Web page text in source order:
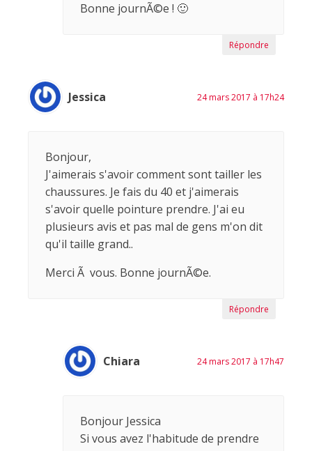
Bonne journÃ©e ! 🙂
Répondre
Jessica 24 mars 2017 à 17h24
Bonjour,
J'aimerais s'avoir comment sont tailler les
chaussures. Je fais du 40 et j'aimerais
s'avoir quelle pointure prendre. J'ai eu
plusieurs avis et pas mal de gens m'on dit
qu'il taille grand..
Merci Ã vous. Bonne journÃ©e.
Répondre
Chiara 24 mars 2017 à 17h47
Bonjour Jessica
Si vous avez l'habitude de prendre